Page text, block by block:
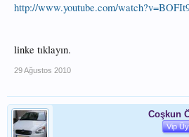
http://www.youtube.com/
linke tıklayın.
29 Ağustos 2010
Coşkun
Vip